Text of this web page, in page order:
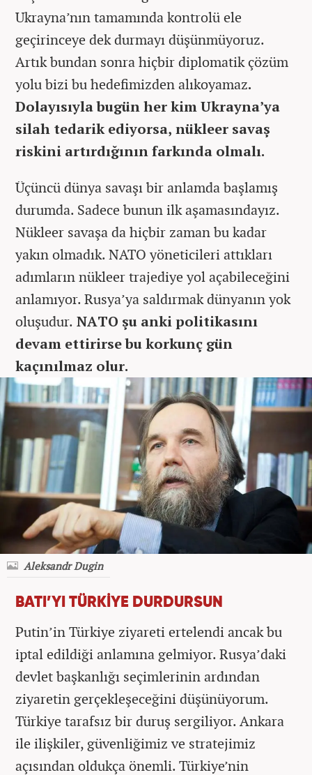
Ukrayna’nın tamamında kontrolü ele
geçirinceye dek durmayı düşünmüyoruz.
Artık bundan sonra hiçbir diplomatik çözüm
yolu bizi bu hedefimizden alıkoyamaz.
Dolayısıyla bugün her kim Ukrayna’ya
silah tedarik ediyorsa, nükleer savaş
riskini artırdığının farkında olmalı.
Üçüncü dünya savaşı bir anlamda başlamış
durumda. Sadece bunun ilk aşamasındayız.
Nükleer savaşa da hiçbir zaman bu kadar
yakın olmadık. NATO yöneticileri attıkları
adımların nükleer trajediye yol açabileceğini
anlamıyor. Rusya’ya saldırmak dünyanın yok
oluşudur. NATO şu anki politikasını
devam ettirirse bu korkunç gün
kaçınılmaz olur.
Aleksandr Dugin
BATI’YI TÜRKİYE DURDURSUN
Putin’in Türkiye ziyareti ertelendi ancak bu
iptal edildiği anlamına gelmiyor. Rusya’daki
devlet başkanlığı seçimlerinin ardından
ziyaretin gerçekleşeceğini düşünüyorum.
Türkiye tarafsız bir duruş sergiliyor. Ankara
ile ilişkiler, güvenliğimiz ve stratejimiz
açısından oldukça önemli. Türkiye’nin